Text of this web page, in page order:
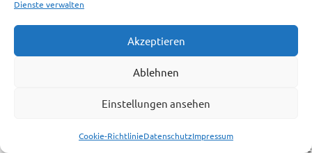
Dienste verwalten
Akzeptieren
Ablehnen
Einstellungen ansehen
Cookie-RichtlinieDatenschutzImpressum
0010
1981 Roth, Peter
Dr.Günter
1982